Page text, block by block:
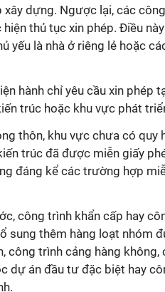
dựng. Ngược lại, các
thủ tục xin phép. Điều
yếu là nhà ở riêng lẻ hoặc
hành chỉ yêu cầu xin phép
trúc hoặc khu vực phát
thôn, khu vực chưa có quy
trúc đã được miễn giấy
đáng kể các trường hợp
công trình khẩn cấp hay
sung thêm hàng loạt nhóm
công trình cảng hàng không,
dự án đầu tư đặc biệt hay